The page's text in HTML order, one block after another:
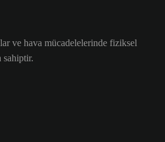
ve hava mücadelelerinde fiziksel
sahiptir.